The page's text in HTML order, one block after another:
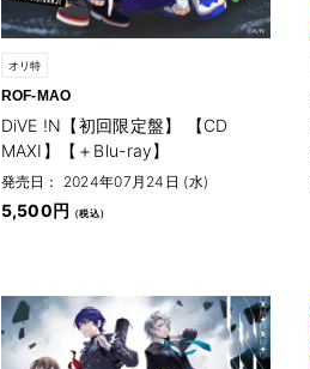
オリ特
ROF-MAO
DiVE !N【初回限定盤】 【CD
MAXI】【＋Blu-ray】
発売日： 2024年07月24日 (水)
5,500円